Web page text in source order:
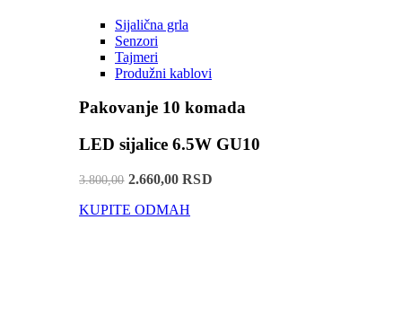
Sijalična grla
Senzori
Tajmeri
Produžni kablovi
Pakovanje 10 komada
LED sijalice 6.5W GU10
3.800,002.660,00 RSD
KUPITE ODMAH